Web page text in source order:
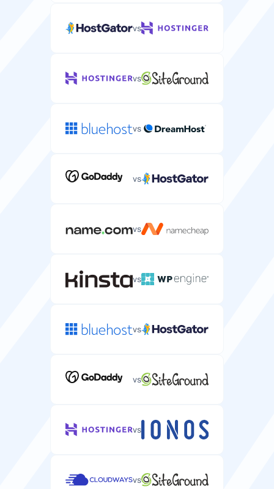
vs
vs
vs
vs
vs
vs
vs
vs
vs
vs